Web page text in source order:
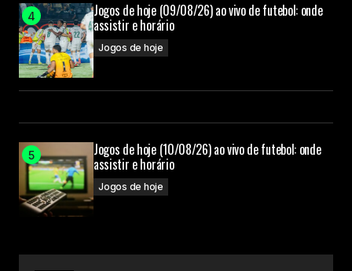
Jogos de hoje (09/08/26) ao vivo de futebol: onde
assistir e horário
Jogos de hoje
Jogos de hoje (10/08/26) ao vivo de futebol: onde
assistir e horário
Jogos de hoje